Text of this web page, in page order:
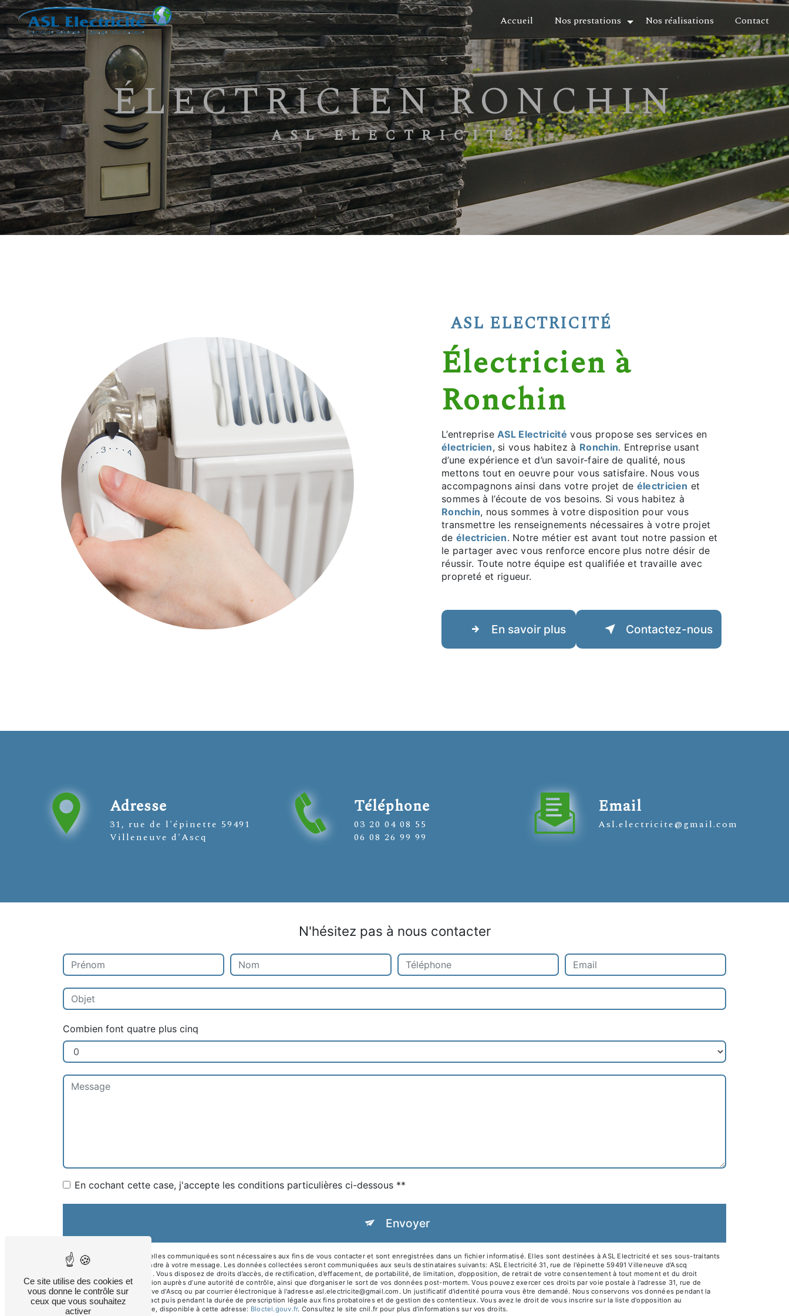
Accueil Nos prestations Nos réalisations Contact
ÉLECTRICIEN RONCHIN
ASL ELECTRICITÉ
ASL ELECTRICITÉ
électricien à
Ronchin
L’entrepriseASL Electricité vous propose ses services en
électricien, si vous habitez à Ronchin. Entreprise usant
d’une expérience et d’un savoir-faire de qualité, nous
mettons tout en oeuvre pour vous satisfaire. Nous vous
accompagnons ainsi dans votre projet de électricien et
sommes à l’écoute de vos besoins. Si vous habitez à
Ronchin, nous sommes à votre disposition pour vous
transmettre les renseignements nécessaires à votre projet
de électricien. Notre métier est avant tout notre passion et
le partager avec vous renforce encore plus notre désir de
réussir. Toute notre équipe est qualifiée et travaille avec
propreté et rigueur.
En savoir plus Contactez-nous
Adresse
31, rue de l'épinette 59491
Villeneuve d'Ascq
Téléphone
03 20 04 08 55
06 08 26 99 99
Email
asl.electricite@gmail.com
N'hésitez pas à nous contacter
Combien font quatre plus cinq
En cochant cette case, j'accepte les conditions particulières ci-dessous **
Envoyer
** Les données personnelles communiquées sont nécessaires aux fins de vous contacter et sont enregistrées dans un fichier informatisé. Elles sont destinées à ASL Electricité et ses sous-traitants
dans le seul but de répondre à votre message. Les données collectées seront communiquées aux seuls destinataires suivants: ASL Electricité 31, rue de l'épinette 59491 Villeneuve d'Ascq
asl.electricite@gmail.com. Vous disposez de droits d’accès, de rectification, d’effacement, de portabilité, de limitation, d’opposition, de retrait de votre consentement à tout moment et du droit
d’introduire une réclamation auprès d’une autorité de contrôle, ainsi que d’organiser le sort de vos données post-mortem. Vous pouvez exercer ces droits par voie postale à l'adresse 31, rue de
l'épinette 59491 Villeneuve d'Ascq ou par courrier électronique à l'adresse asl.electricite@gmail.com. Un justificatif d'identité pourra vous être demandé. Nous conservons vos données pendant la
période de prise de contact puis pendant la durée de prescription légale aux fins probatoires et de gestion des contentieux. Vous avez le droit de vous inscrire sur la liste d'opposition au
démarchage téléphonique, disponible à cette adresse:
Bloctel.gouv.fr. Consultez le site cnil.fr pour plus d’informations sur vos droits.
Panneau de gestion des cookies
Ce site utilise des cookies et
vous donne le contrôle sur
ceux que vous souhaitez
activer